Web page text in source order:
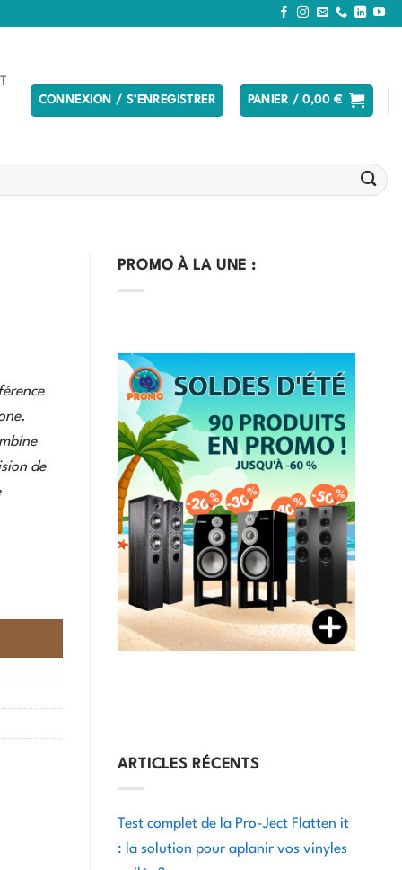
CONNEXION / S’ENREGISTRER PANIER /0,00 €
PROMO À LA UNE :
ARTICLES RÉCENTS
Test complet de la Pro-Ject Flatten it
: la solution pour aplanir vos vinyles
de